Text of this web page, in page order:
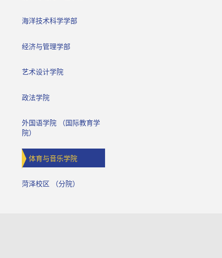
海洋技术科学学部
经济与管理学部
艺术设计学院
政法学院
外国语学院 （国际教育学
院）
体育与音乐学院
菏泽校区 （分院）